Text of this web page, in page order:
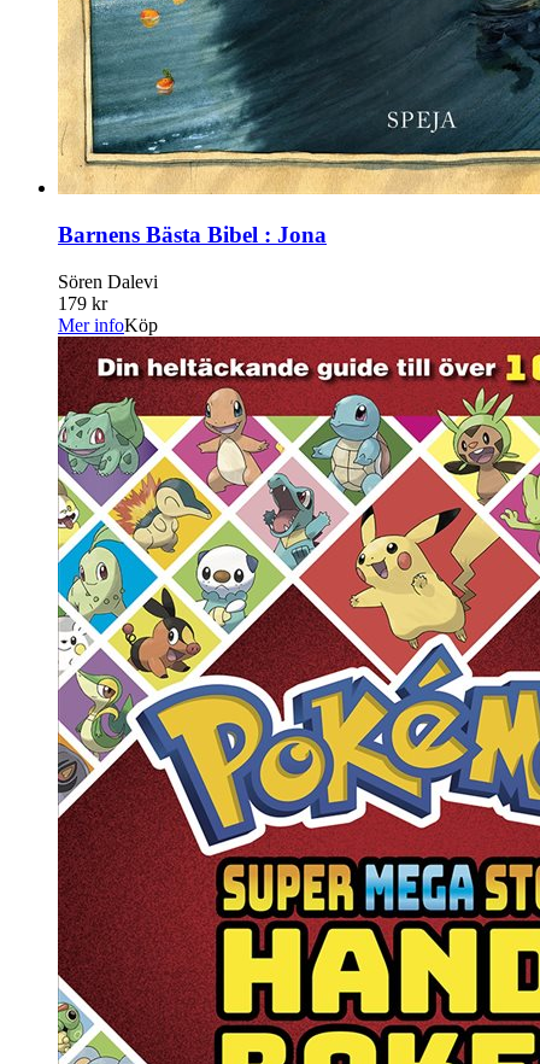
Barnens Bästa Bibel : Jona
Sören Dalevi
179 kr
Mer infoKöp